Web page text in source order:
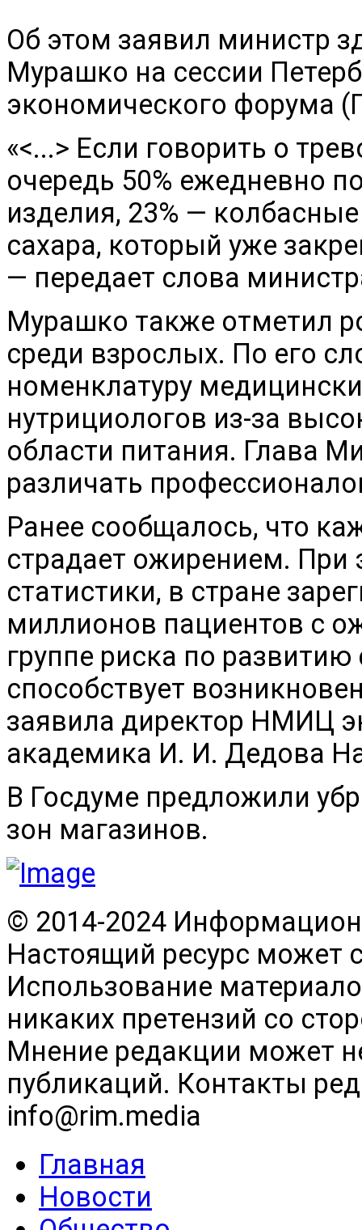
Об этом заявил министр
Мурашко на сессии
экономического форума
«<...> Если говорить о
очередь 50% ежедневно
изделия, 23% —
сахара, который уже
— передает слова
Мурашко также отметил
среди взрослых. По его
номенклатуру
нутрициологов из-за
области питания. Глава
различать
Ранее сообщалось, что
страдает ожирением.
статистики, в стране
миллионов пациентов с
группе риска по
способствует
заявила директор НМИЦ
академика И. И. Дедова
В Госдуме предложили
зон магазинов.
© 2014-2024
Настоящий ресурс может
Использование
никаких претензий со
Мнение редакции может
публикаций. Контакты
info@rim.media
Главная
Новости